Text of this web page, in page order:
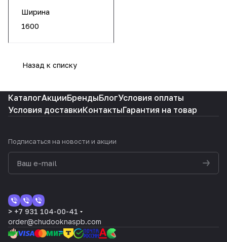
Ширина
1600
Назад к списку
КаталогАкцииБрендыБлогУсловия оплаты
Условия доставкиКонтактыГарантия на товар
Подписаться на новости и акции
> +7 931 104-00-41
order@chudooknaspb.com